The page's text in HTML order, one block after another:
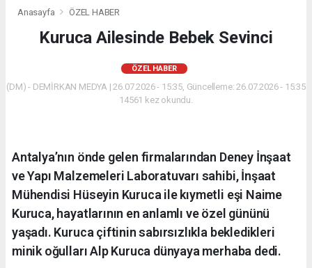
Anasayfa ÖZEL HABER
Kuruca Ailesinde Bebek Sevinci
ÖZEL HABER
(DM) - DEMİRKAN MEDYA | 26.07.2026 - 15:35, Güncelleme: 26.07.2026 - 15:35
14561 kez okundu.
Antalya’nın önde gelen firmalarından Deney İnşaat
ve Yapı Malzemeleri Laboratuvarı sahibi, İnşaat
Mühendisi Hüseyin Kuruca ile kıymetli eşi Naime
Kuruca, hayatlarının en anlamlı ve özel gününü
yaşadı. Kuruca çiftinin sabırsızlıkla bekledikleri
minik oğulları Alp Kuruca dünyaya merhaba dedi.